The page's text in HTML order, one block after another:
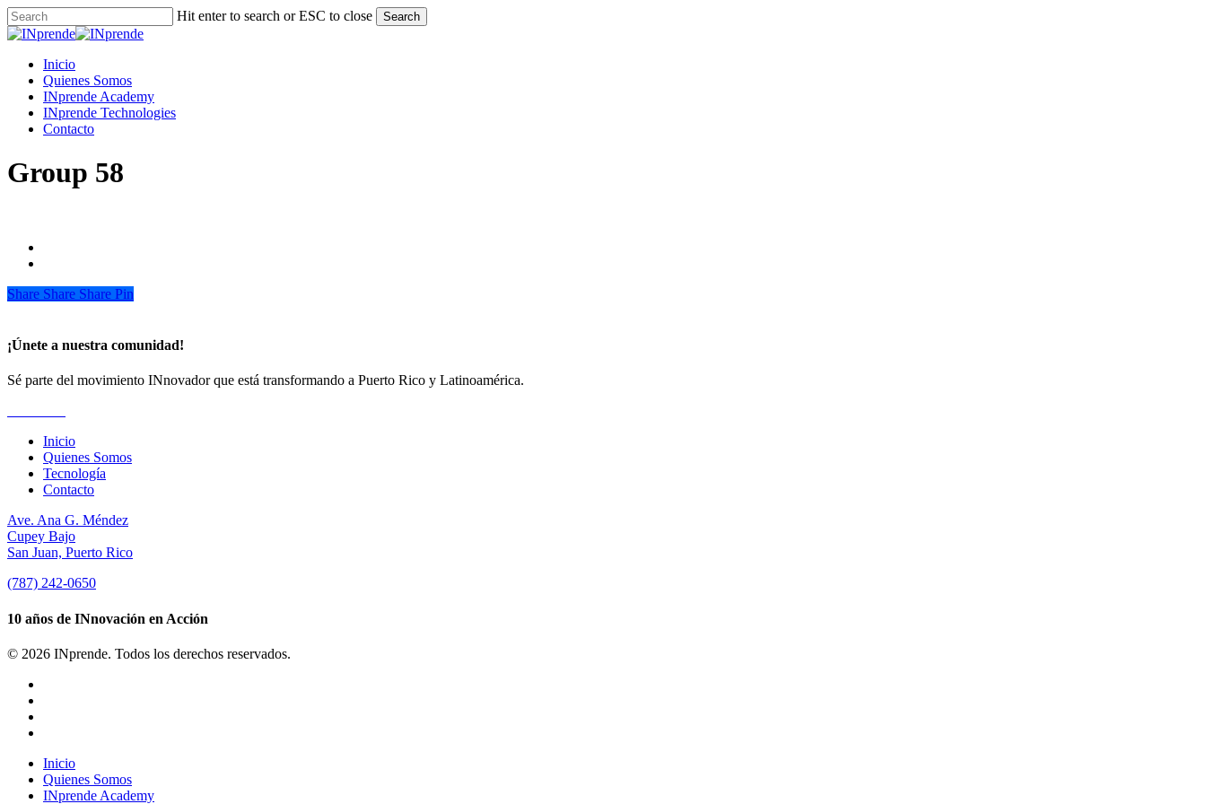
Skip
to
content
Hit enter to search or ESC to close Search
Close
Menu
Inicio
Quienes Somos
INprende Academy
INprende Technologies
Contacto
Group 58
Share
Share Share Share Pin
¡Únete a nuestra comunidad!
Sé parte del movimiento INnovador que está transformando a Puerto Rico y Latinoamérica.
Inicio
Quienes Somos
Tecnología
Contacto
Ave. Ana G. Méndez
Cupey Bajo
San Juan, Puerto Rico
(787) 242-0650
10 años de INnovación en Acción
© 2026 INprende. Todos los derechos reservados.
Close
Menu
Inicio
Quienes Somos
INprende Academy